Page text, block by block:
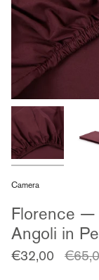
Camera
Florence —
Angoli in
€32,00